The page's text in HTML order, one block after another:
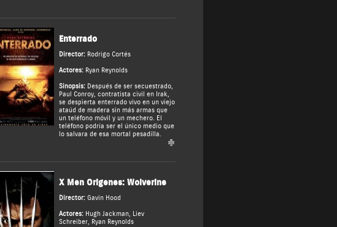
Enterrado
Director: Rodrigo Cortés
Actores: Ryan Reynolds
Sinopsis:Después de ser secuestrado,
Paul Conroy, contratista civil en Irak,
se despierta enterrado vivo en un viejo
ataúd de madera sin más armas que
un teléfono móvil y un mechero. El
teléfono podría ser el único medio que
lo salvara de esa mortal pesadilla.
X Men Origenes: Wolverine
Director: Gavin Hood
Actores: Hugh Jackman, Liev
Schreiber, Ryan Reynolds